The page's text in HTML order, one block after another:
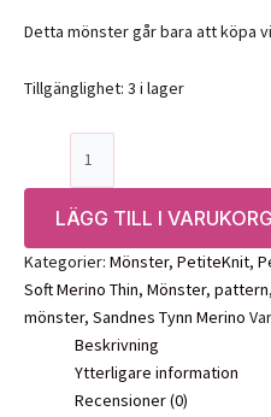
Detta mönster går bara att köpa
Tillgänglighet: 3 i lager
PetiteKnit
Cardigan
(XS-
3XL)
mängd
LÄGG TILL I VARUKORG
Kategorier: Mönster, PetiteKnit,
Soft Merino Thin, Mönster, pattern,
mönster, Sandnes Tynn Merino
Beskrivning
Ytterligare information
Recensioner (0)